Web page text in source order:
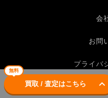
無料
買取 / 査定はこちら keyboard_arrow_down
会
お問
プライバ